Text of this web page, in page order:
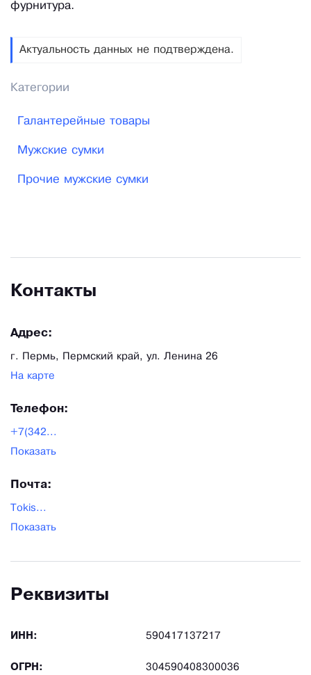
фурнитура.
Актуальность данных не подтверждена.
Категории
Галантерейные товары
Мужские сумки
Прочие мужские сумки
Контакты
Адрес:
г. Пермь, Пермский край, ул. Ленина 26
На карте
Телефон:
+7(342...
Показать
Почта:
Tokis...
Показать
Реквизиты
ИНН: 590417137217
ОГРН: 304590408300036